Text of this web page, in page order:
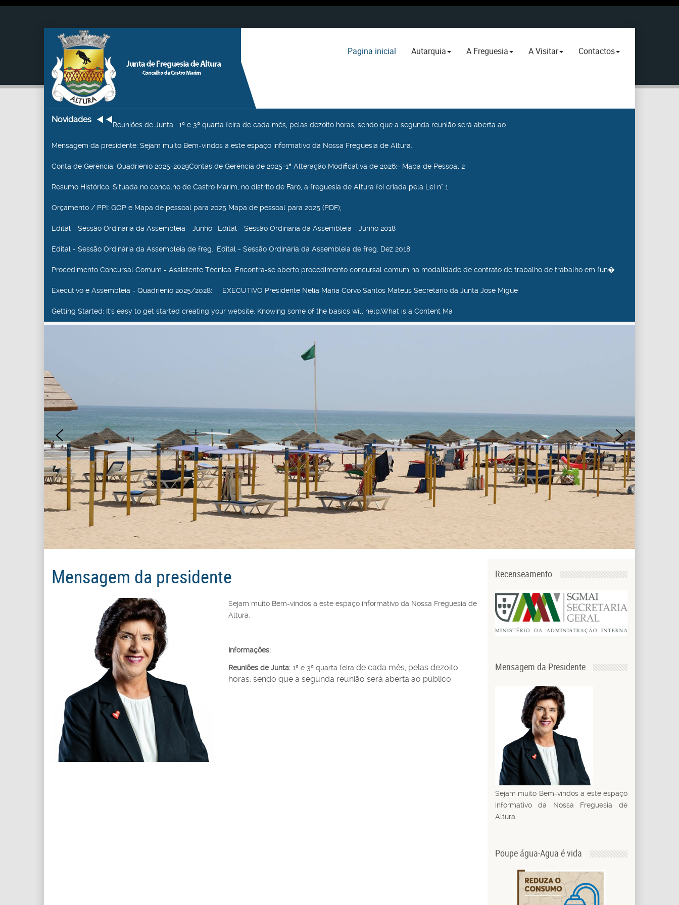
Pagina inicial Autarquia A Freguesia A Visitar Contactos
Novidades
Reuniões de Junta: 1ª e 3ª quarta feira de cada mês, pelas dezoito horas, sendo que a segunda reunião será aberta ao
Mensagem da presidente: Sejam muito Bem-vindos a este espaço informativo da Nossa Freguesia de Altura.
Conta de Gerência: Quadriénio 2025-2029Contas de Gerência de 2025-1ª Alteração Modificativa de 2026;- Mapa de Pessoal 2
Resumo Histórico: Situada no concelho de Castro Marim, no distrito de Faro, a freguesia de Altura foi criada pela Lei n° 1
Orçamento / PPI: GOP e Mapa de pessoal para 2025 Mapa de pessoal para 2025 (PDF);
Edital - Sessão Ordinária da Assembleia - Junho : Edital - Sessão Ordinária da Assembleia - Junho 2018
Edital - Sessão Ordinária da Assembleia de freg.: Edital - Sessão Ordinária da Assembleia de freg. Dez 2018
Procedimento Concursal Comum - Assistente Técnica: Encontra-se aberto procedimento concursal comum na modalidade de contrato de trabalho de trabalho em fun�
Executivo e Assembleia - Quadriénio 2025/2028: EXECUTIVO Presidente Nelia Maria Corvo Santos Mateus Secretário da Junta José Migue
Getting Started: It's easy to get started creating your website. Knowing some of the basics will help.What is a Content Ma
Mensagem da presidente
Sejam muito Bem-vindos a este espaço informativo da Nossa Freguesia de
Altura.
Informações:
Reuniões de Junta: 1ª e 3ª quarta feira de cada mês, pelas dezoito
horas, sendo que a segunda reunião será aberta ao público
Recenseamento
Mensagem da Presidente
Sejam muito Bem-vindos a este espaço
informativo da Nossa Freguesia de
Altura.
Poupe água-Agua é vida